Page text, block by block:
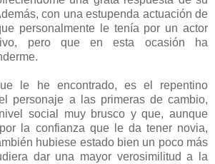
con una estupenda actuación de
personalmente le tenía por un actor
pero que en esta ocasión ha
le he encontrado, es el repentino
personaje a las primeras de cambio,
social muy brusco y que, aunque
la confianza que le da tener novia,
hubiese estado bien un poco más
dar una mayor verosimilitud a la